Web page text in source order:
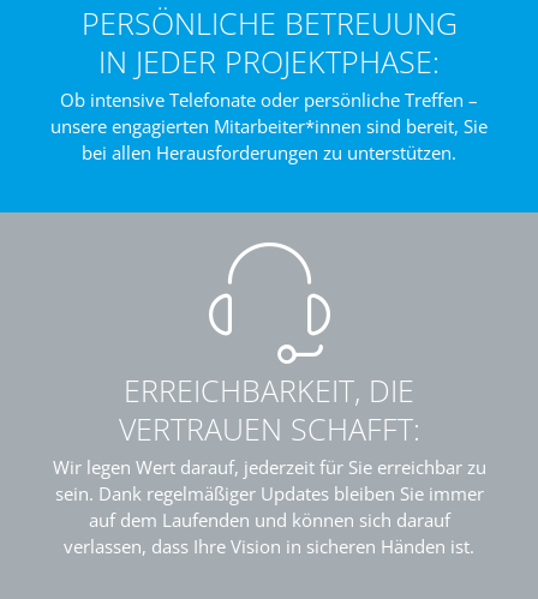
PERSÖNLICHE BETREUUNG
IN JEDER PROJEKTPHASE:
Ob intensive Telefonate oder persönliche Treffen –
unsere engagierten Mitarbeiter*innen sind bereit, Sie
bei allen Herausforderungen zu unterstützen.
ERREICHBARKEIT, DIE
VERTRAUEN SCHAFFT:
Wir legen Wert darauf, jederzeit für Sie erreichbar zu
sein. Dank regelmäßiger Updates bleiben Sie immer
auf dem Laufenden und können sich darauf
verlassen, dass Ihre Vision in sicheren Händen ist.